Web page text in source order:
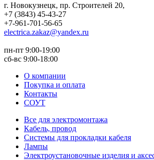
г. Новокузнецк, пр. Строителей 20,
+7 (3843) 45-43-27
+7-961-701-56-65
electrica.zakaz@yandex.ru
пн-пт 9:00-19:00
сб-вс 9:00-18:00
О компании
Покупка и оплата
Контакты
СОУТ
Все для электромонтажа
Кабель, провод
Системы для прокладки кабеля
Лампы
Электроустановочные изделия и